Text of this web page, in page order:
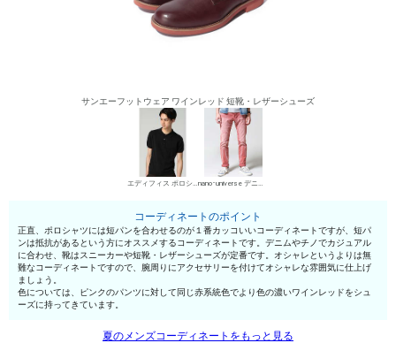
サンエーフットウェア ワインレッド 短靴・レザーシューズ
エディフィス ポロシャツ nano･universe デニムパンツ・ジーンズ
コーディネートのポイント
正直、ポロシャツには短パンを合わせるのが１番カッコいいコーディネートですが、短パ
ンは抵抗があるという方にオススメするコーディネートです。デニムやチノでカジュアル
に合わせ、靴はスニーカーや短靴・レザーシューズが定番です。オシャレというよりは無
難なコーディネートですので、腕周りにアクセサリーを付けてオシャレな雰囲気に仕上げ
ましょう。
色については、ピンクのパンツに対して同じ赤系統色でより色の濃いワインレッドをシュ
ーズに持ってきています。
夏のメンズコーディネートをもっと見る